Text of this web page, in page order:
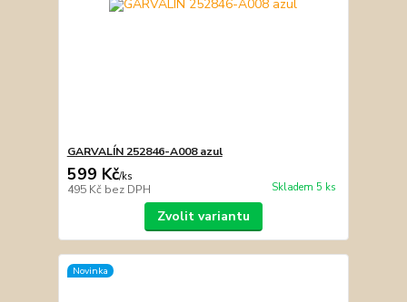
GARVALÍN 252846-A008 azul
599 Kč/ks
495 Kč bez DPH Skladem 5 ks
Zvolit variantu
Novinka